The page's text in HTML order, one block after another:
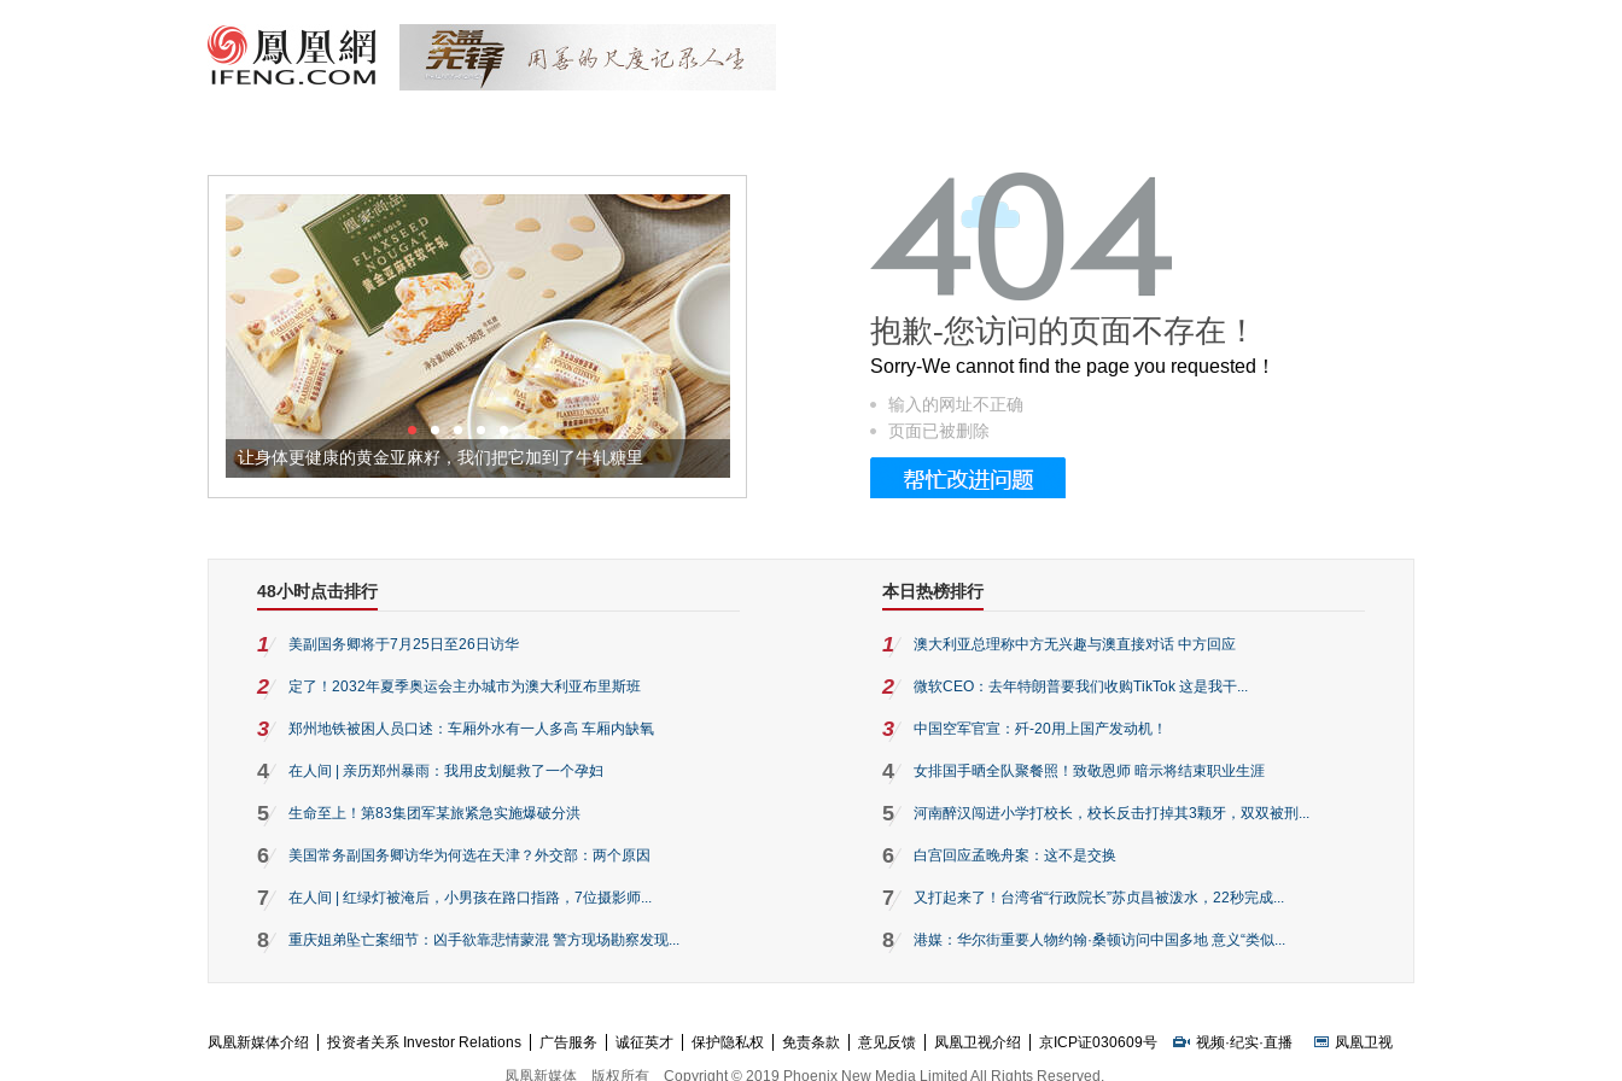
让身体更健康的黄金亚麻籽，我们把它加到了牛轧糖里 被列入佛家七宝的它到底有多美？
抱歉-您访问的页面不存在！
Sorry-We cannot find the page you requested！
输入的网址不正确
页面已被删除
48小时点击排行
1 美副国务卿将于7月25日至26日访华
2 定了！2032年夏季奥运会主办城市为澳大利亚布里斯班
3 郑州地铁被困人员口述：车厢外水有一人多高 车厢内缺氧
4 在人间 | 亲历郑州暴雨：我用皮划艇救了一个孕妇
5 生命至上！第83集团军某旅紧急实施爆破分洪
6 美国常务副国务卿访华为何选在天津？外交部：两个原因
7 在人间 | 红绿灯被淹后，小男孩在路口指路，7位摄影师...
8 重庆姐弟坠亡案细节：凶手欲靠悲情蒙混 警方现场勘察发现...
本日热榜排行
1 澳大利亚总理称中方无兴趣与澳直接对话 中方回应
2 微软CEO：去年特朗普要我们收购TikTok 这是我干...
3 中国空军官宣：歼-20用上国产发动机！
4 女排国手晒全队聚餐照！致敬恩师 暗示将结束职业生涯
5 河南醉汉闯进小学打校长，校长反击打掉其3颗牙，双双被刑...
6 白宫回应孟晚舟案：这不是交换
7 又打起来了！台湾省“行政院长”苏贞昌被泼水，22秒完成...
8 港媒：华尔街重要人物约翰·桑顿访问中国多地 意义“类似...
凤凰新媒体介绍 投资者关系 Investor Relations 广告服务 诚征英才 保护隐私权 免责条款 意见反馈 凤凰卫视介绍 京ICP证030609号 视频·纪实·直播
凤凰卫视
凤凰新媒体
版权所有 Copyright © 2019 Phoenix New Media Limited All Rights Reserved.